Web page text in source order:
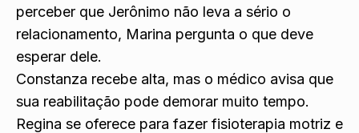
perceber que Jerônimo não leva a sério o
relacionamento, Marina pergunta o que deve
esperar dele.
Constanza recebe alta, mas o médico avisa que
sua reabilitação pode demorar muito tempo.
Regina se oferece para fazer fisioterapia motriz e